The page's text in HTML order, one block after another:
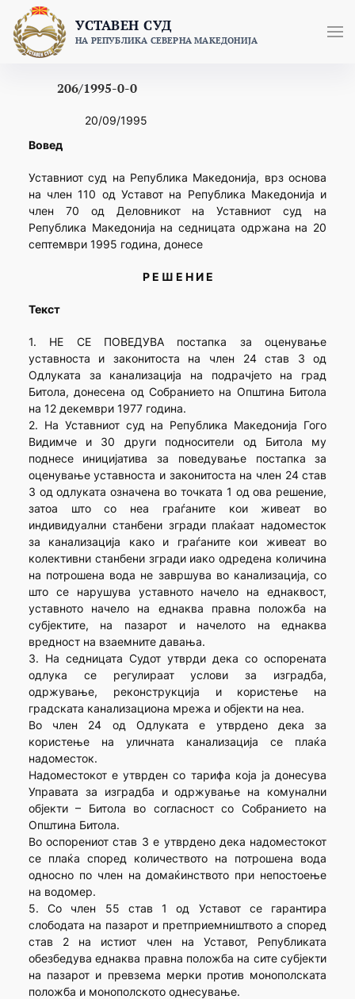
content
УСТАВЕН СУД
НА РЕПУБЛИКА СЕВЕРНА МАКЕДОНИЈА
206/1995-0-0
20/09/1995
Вовед
Уставниот суд на Република Македонија, врз основа
на член 110 од Уставот на Република Македонија и
член 70 од Деловникот на Уставниот суд на
Република Македонија на седницата одржана на 20
септември 1995 година, донесе
Р Е Ш Е Н И Е
Текст
1. НЕ СЕ ПОВЕДУВА постапка за оценување
уставноста и законитоста на член 24 став 3 од
Одлуката за канализација на подрачјето на град
Битола, донесена од Собранието на Општина Битола
на 12 декември 1977 година.
2. На Уставниот суд на Република Македонија Гого
Видимче и 30 други подносители од Битола му
поднесе иницијатива за поведување постапка за
оценување уставноста и законитоста на член 24 став
3 од одлуката означена во точката 1 од ова решение,
затоа што со неа граѓаните кои живеат во
индивидуални станбени згради плаќаат надоместок
за канализација како и граѓаните кои живеат во
колективни станбени згради иако одредена количина
на потрошена вода не завршува во канализација, со
што се нарушува уставното начело на еднаквост,
уставното начело на еднаква правна положба на
субјектите, на пазарот и начелото на еднаква
вредност на взаемните давања.
3. На седницата Судот утврди дека со оспорената
одлука се регулираат услови за изградба,
одржување, реконструкција и користење на
градската канализациона мрежа и објекти на неа.
Во член 24 од Одлуката е утврдено дека за
користење на уличната канализација се плаќа
надоместок.
Надоместокот е утврден со тарифа која ја донесува
Управата за изградба и одржување на комунални
објекти – Битола во согласност со Собранието на
Општина Битола.
Во оспорениот став 3 е утврдено дека надоместокот
се плаќа според количеството на потрошена вода
односно по член на домаќинството при непостоење
на водомер.
5. Со член 55 став 1 од Уставот се гарантира
слободата на пазарот и претприемништвото а според
став 2 на истиот член на Уставот, Републиката
обезбедува еднаква правна положба на сите субјекти
на пазарот и превзема мерки против монополската
положба и монополското однесување.